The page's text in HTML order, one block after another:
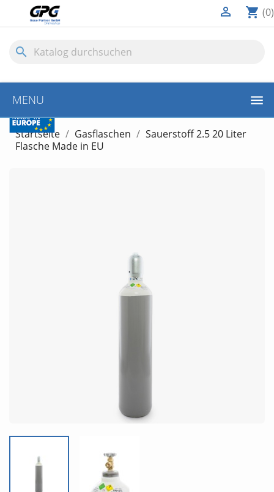
shopping_cart (0)

search
MENU
Startseite Gasflaschen
Sauerstoff 2.5 20 Liter
Flasche Made in EU
GUTSCHEIN